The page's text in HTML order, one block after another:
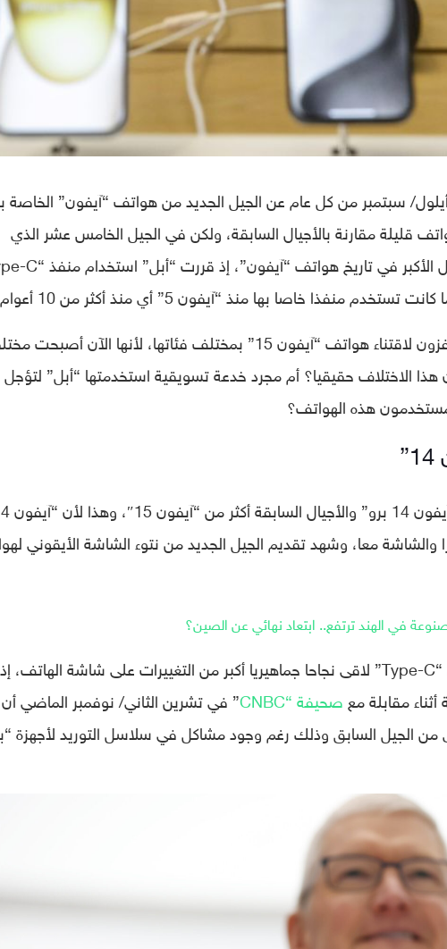
سبتمبر من كل عام عن الجيل الجديد من هواتف “آيفون” الخاصة
قليلة مقارنة بالأجيال السابقة، ولكن في الجيل الخامس عشر الذي
خاصا بها منذ “آيفون 5” أي منذ أكثر من 10 أعوام.
هذا الانتقال المفاجئ، جعل الجميع يقفزون لاقتناء هواتف “آيفون 15” بمختلف فئاتها، لأنها الآن
الاختلاف حقيقيا؟ أم مجرد خدعة تسويقية استخدمتها “أبل” لتؤجل
هذه الهواتف؟
عمليا، تظهر الاختلافات بين
معا، وشهد تقديم الجيل الجديد من نتوء الشاشة الأيقوني
في الهند ترتفع.. ابتعاد نهائي عن الصين؟
ولكن يبدو أن الانتقال إلى منفذ شحن “Type-C” لاقى نجاحا جماهيريا أكبر من التغييرات على شاشة الهاتف، إذ
مقابلة مع صحيفة “CNBC
” في تشرين الثاني/ نوفمبر الماضي أن
هواتف “آيفون 15” أقوى من الجيل السابق وذلك رغم وجود مشاكل في سلاسل التوريد لأجهزة